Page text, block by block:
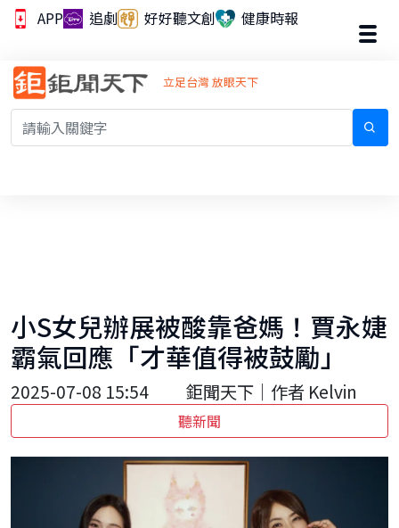
APP 追劇 好好聽文創 健康時報
立足台灣 放眼天下
小S女兒辦展被酸靠爸媽！賈永婕
霸氣回應「才華值得被鼓勵」
2025-07-08 15:54 鉅聞天下｜作者 Kelvin
聽新聞